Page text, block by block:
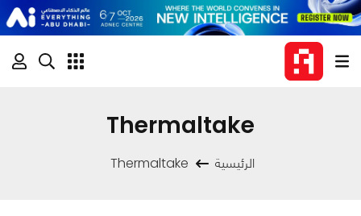
Thermaltake
الرئيسية Thermaltake